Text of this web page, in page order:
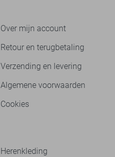
Over mijn account
Retour en terugbetaling
Verzending en levering
Algemene voorwaarden
Cookies
Herenkleding